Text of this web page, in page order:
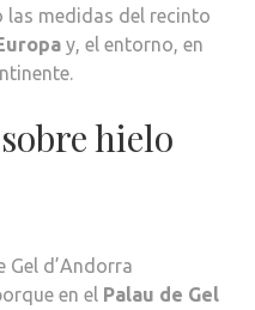
las medidas del recinto
y, el entorno, en
hielo
Gel d’Andorra
en el Palau de Gel